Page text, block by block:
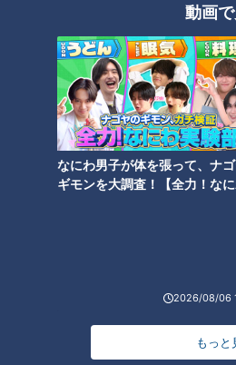
動画
なにわ男子が体を張って、ナ
ギモンを大調査！【全力！なに
2026/08/06
もっと
ここぞというゲームを落とした
致命的な勝負弱さ～井上竜２０
２５総括（采配編）
“守
賞”
２